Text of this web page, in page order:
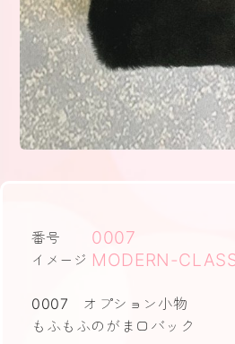
番号 0007
イメージ MODERN-
0007 オプション小物
もふもふのがま口バック